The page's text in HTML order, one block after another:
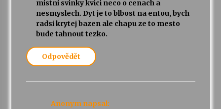
mistni svinky kvici neco o cenach a
nesmyslech. Dyt je to blbost na entou, bych
radsi krytej bazen ale chapu ze to mesto
bude tahnout tezko.
Odpovědět
Anonym napsal: